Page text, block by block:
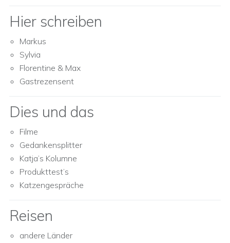
Hier schreiben
Markus
Sylvia
Florentine & Max
Gastrezensent
Dies und das
Filme
Gedankensplitter
Katja’s Kolumne
Produkttest’s
Katzengespräche
Reisen
andere Länder